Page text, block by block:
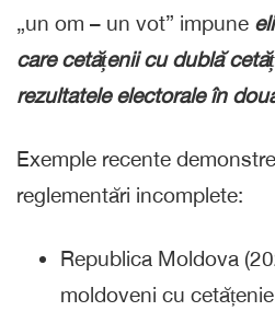
„un om – un vot” impune
care cetățenii cu dublă
rezultatele electorale în
Exemple recente
reglementări incomplete:
Republica Moldova
moldoveni cu